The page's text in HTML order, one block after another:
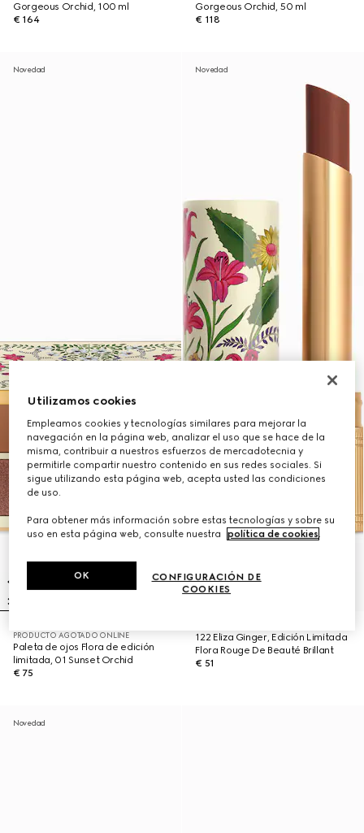
Gorgeous Orchid, 100 ml
€ 164
Gorgeous Orchid, 50 ml
€ 118
Novedad
PRODUCTO AGOTADO ONLINE
Paleta de ojos Flora de edición
limitada, 01 Sunset Orchid
€ 75
Novedad
122 Eliza Ginger, Edición Limitada
Flora Rouge De Beauté Brillant
€ 51
Novedad
Utilizamos cookies
Empleamos cookies y tecnologías similares para mejorar la
navegación en la página web, analizar el uso que se hace de la
misma, contribuir a nuestros esfuerzos de mercadotecnia y
permitirle compartir nuestro contenido en sus redes sociales. Si
sigue utilizando esta página web, acepta usted las condiciones
de uso.
Para obtener más información sobre estas tecnologías y sobre su
uso en esta página web, consulte nuestra
política de cookies.
CONFIGURACIÓN DE
COOKIES
OK